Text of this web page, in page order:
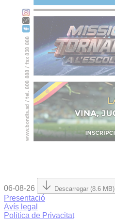
06-08-26 Descarregar (8.6 MB)
Presentació
Avís legal
Política de Privacitat